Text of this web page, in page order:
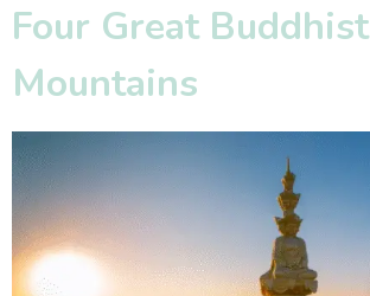
Four Great Buddhist
Mountains​